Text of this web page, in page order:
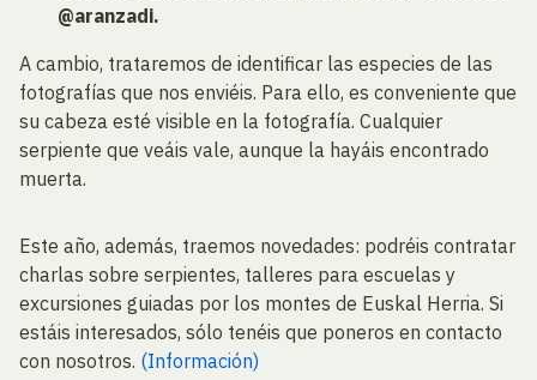
@aranzadi.
A cambio, trataremos de identificar las especies de las
fotografías que nos enviéis. Para ello, es conveniente que
su cabeza esté visible en la fotografía. Cualquier
serpiente que veáis vale, aunque la hayáis encontrado
muerta.
Este año, además, traemos novedades: podréis contratar
charlas sobre serpientes, talleres para escuelas y
excursiones guiadas por los montes de Euskal Herria. Si
estáis interesados, sólo tenéis que poneros en contacto
con nosotros. (Información)